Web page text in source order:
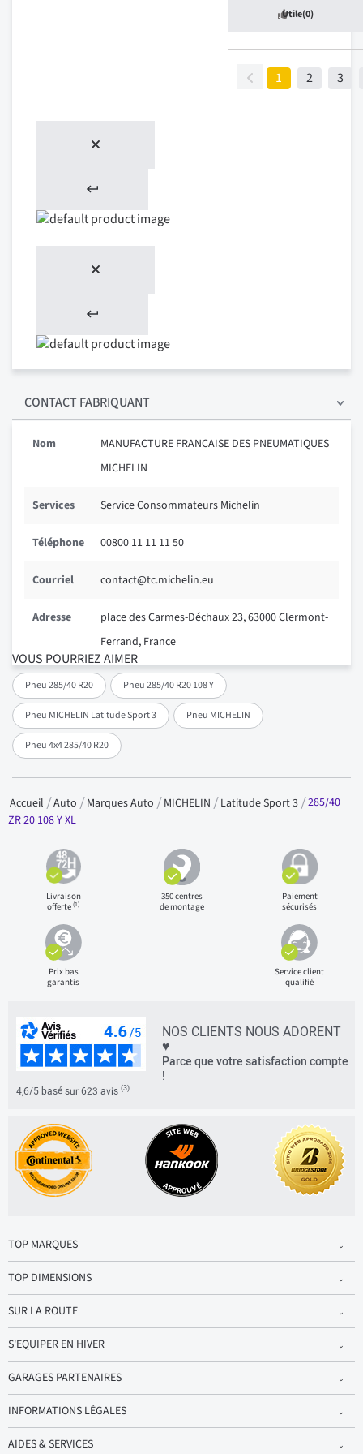
VOUS POURRIEZ AIMER
Pneu 285/40 R20 Pneu 285/40 R20 108 Y
Pneu MICHELIN Latitude Sport 3 Pneu MICHELIN
Pneu 4x4 285/40 R20
Utile(0)
1 2 3
CONTACT FABRIQUANT
Nom
MANUFACTURE FRANCAISE DES PNEUMATIQUES
MICHELIN
Services Service Consommateurs Michelin
Téléphone 00800 11 11 11 50
Courriel contact@tc.michelin.eu
Adresse
place des Carmes-Déchaux 23, 63000 Clermont-
Ferrand, France
Accueil Auto Marques Auto MICHELIN Latitude Sport 3 285/40
ZR 20 108 Y XL
Livraison
offerte(1)
350 centres
de montage
Paiement
sécurisés
Prix bas
garantis
Service client
qualifié
NOS CLIENTS NOUS ADORENT
♥
Parce que votre satisfaction compte
!
4,6/5 basé sur 623 avis (3)
TOP MARQUES
TOP DIMENSIONS
SUR LA ROUTE
S'EQUIPER EN HIVER
GARAGES PARTENAIRES
INFORMATIONS LÉGALES
AIDES & SERVICES